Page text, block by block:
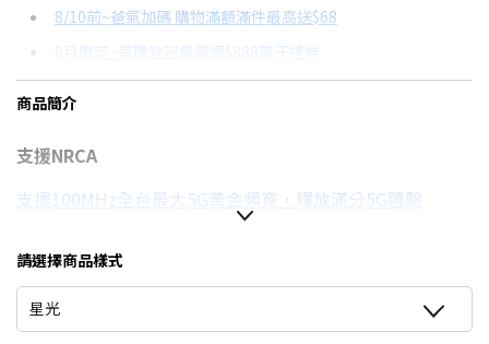
分期數
6期 0利率
12期
每期金額
$2,041
配合銀行/業者
18家銀行/業者
8/10前~爸氣加碼 購物滿額滿件最高送$68
8月限定~首購登記最高領$888電子禮券
台灣大哥大Open Possible聯名卡滿額最高回饋25%
更多信用卡分期0利率滿額享回饋
★舊機回收★限量加碼10%回饋
【玩家真實心得】 Lenovo Legion Tab 電競平板套裝開箱→
點我看達人教你買
推薦支援NRCA手機→點我看達人教你買
商品簡介
支援NRCA
支援100MHz全台最大5G黃金頻寬，釋放滿分5G體驗
示器，具備 P3 廣色域、原彩顯示和超低反射率等先進技
術。
•效能表現：
A17 Pro 晶片驅動強大的效能表現和超快速
請選擇商品樣式
星光